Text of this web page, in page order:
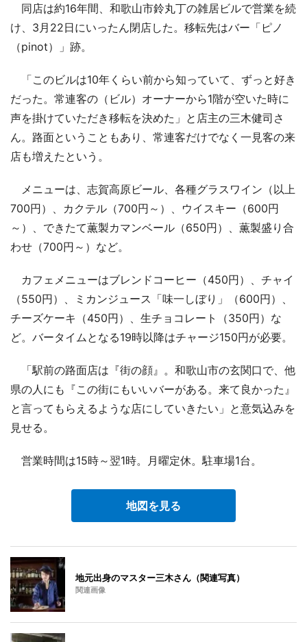
同店は約16年間、和歌山市鈴丸丁の雑居ビルで営業を続
け、3月22日にいったん閉店した。移転先はバー「ピノ
（pinot）」跡。
「このビルは10年くらい前から知っていて、ずっと好き
だった。常連客の（ビル）オーナーから1階が空いた時に
声を掛けていただき移転を決めた」と店主の三木健司さ
ん。路面ということもあり、常連客だけでなく一見客の来
店も増えたという。
メニューは、志賀高原ビール、各種グラスワイン（以上
700円）、カクテル（700円～）、ウイスキー（600円
～）、できたて薫製カマンベール（650円）、薫製盛り合
わせ（700円～）など。
カフェメニューはブレンドコーヒー（450円）、チャイ
（550円）、ミカンジュース「味一しぼり」（600円）、
チーズケーキ（450円）、生チョコレート（350円）な
ど。バータイムとなる19時以降はチャージ150円が必要。
「駅前の路面店は『街の顔』。和歌山市の玄関口で、他
県の人にも『この街にもいいバーがある。来て良かった』
と言ってもらえるような店にしていきたい」と意気込みを
見せる。
営業時間は15時～翌1時。月曜定休。駐車場1台。
地図を見る
地元出身のマスター三木さん（関連写真）
関連画像